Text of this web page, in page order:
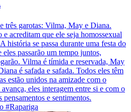
três garotas: Vilma, May e Diana.
acreditam que ele seja homossexual
história se passa durante uma festa do
passarão um tempo juntos,
Vilma é tímida e reservada, May
é safada e safada. Todos eles têm
estão unidos na amizade com o
eles interagem entre si e com o
e sentimentos.
#Rapariga